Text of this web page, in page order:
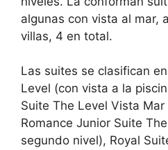
algunas con vista al mar,
villas, 4 en total.
Las suites se clasifican
Level (con vista a la
Suite The Level Vista
Romance Junior Suite
segundo nivel), Royal